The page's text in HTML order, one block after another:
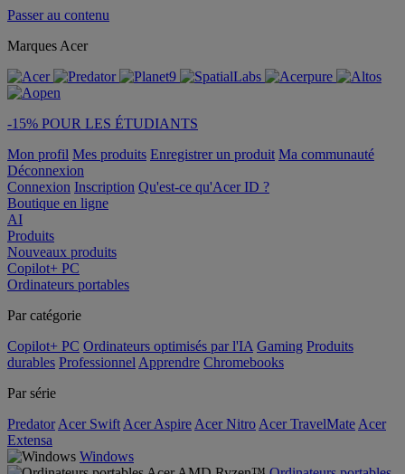
Passer au contenu
Marques Acer
-15% POUR LES ÉTUDIANTS
Mon profil Mes produits Enregistrer un produit Ma communauté
Déconnexion
Connexion Inscription Qu'est-ce qu'Acer ID ?
Boutique en ligne
AI
Produits
Nouveaux produits
Copilot+ PC
Ordinateurs portables
Par catégorie
Copilot+ PC Ordinateurs optimisés par l'IA Gaming Produits
durables Professionnel Apprendre Chromebooks
Par série
Predator Acer Swift Acer Aspire Acer Nitro Acer TravelMate Acer
Extensa
Windows